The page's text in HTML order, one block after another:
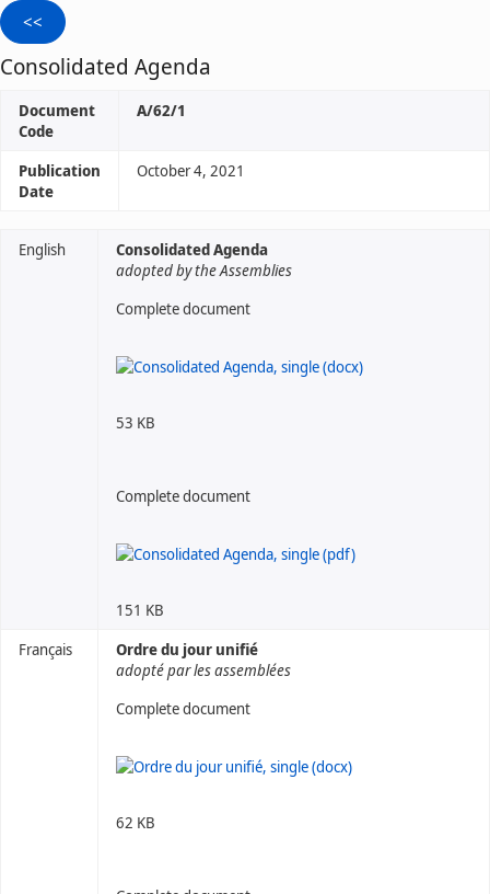
Consolidated Agenda
Document
Code
A/62/1
Publication
Date
October 4, 2021
English
Consolidated Agenda
adopted by the Assemblies
Complete document
53 KB
Complete document
151 KB
Français
Ordre du jour unifié
adopté par les assemblées
Complete document
62 KB